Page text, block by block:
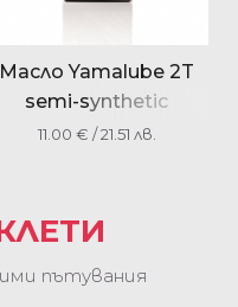
Масло Yamalube 2T
semi-synthetic
YMD650420104
11.00 € / 21.51 лв.
пътувания